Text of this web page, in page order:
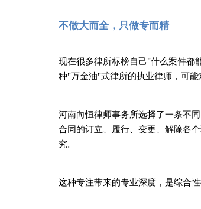
不做大而全，只做专而精
现在很多律所标榜自己"什么案件都
种"万金油"式律所的执业律师，可
河南向恒律师事务所选择了一条不
合同的订立、履行、变更、解除各
究。
这种专注带来的专业深度，是综合性